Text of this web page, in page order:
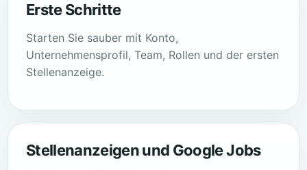
Erste Schritte
Starten Sie sauber mit Konto,
Unternehmensprofil, Team, Rollen und der ersten
Stellenanzeige.
Stellenanzeigen und Google Jobs